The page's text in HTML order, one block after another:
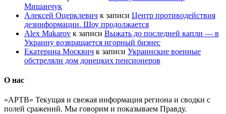
Мишанчук
Алексей Оцерклевич к записи Центр противодействия
дезинформации. Шоу продолжается
Alex Makarov к записи Выжать до последней капли — в
Украину возвращается игорный бизнес
Екатерина Москвич к записи Украинские военные
обстреляли дом донецких пенсионеров
О нас
«АРТВ» Текущая и свежая информация региона и сводки с
полей сражений. Мы говорим и показываем Правду.